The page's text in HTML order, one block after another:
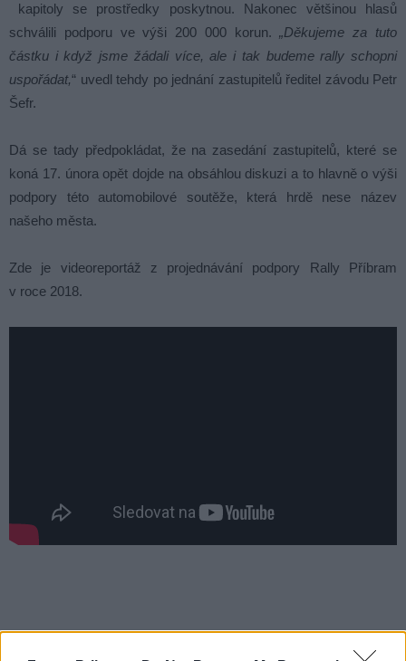
kapitoly se prostředky poskytnou. Nakonec většinou hlasů
schválili podporu ve výši 200 000 korun.„Děkujeme za tuto
částku i když jsme žádali více, ale i tak budeme rally schopni
uspořádat,“ uvedl tehdy po jednání zastupitelů ředitel závodu Petr
Šefr.
Dá se tady předpokládat, že na zasedání zastupitelů, které se
koná 17. února opět dojde na obsáhlou diskuzi a to hlavně o výši
podpory této automobilové soutěže, která hrdě nese název
našeho města.
Zde je videoreportáž z projednávání podpory Rally Příbram
v roce 2018.